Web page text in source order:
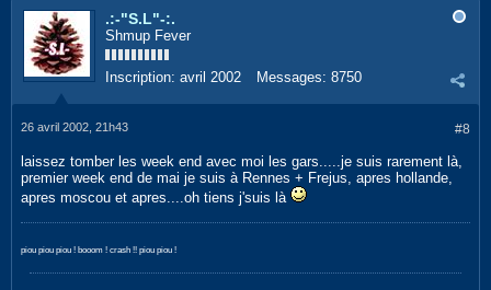
.:-"S.L"-:.
Shmup Fever
Inscription: avril 2002 Messages: 8750
#8
26 avril 2002, 21h43
laissez tomber les week end avec moi les gars.....je suis rarement là,
premier week end de mai je suis à Rennes + Frejus, apres hollande,
apres moscou et apres....oh tiens j'suis là
piou piou piou ! booom ! crash !! piou piou !